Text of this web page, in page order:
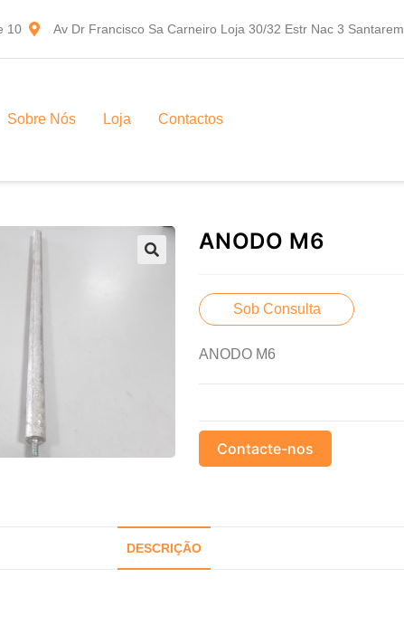
10 Av Dr Francisco Sa Carneiro Loja 30/32 Estr Nac 3 Santarem
Sobre Nós Loja Contactos
ANODO M6
Sob Consulta
ANODO M6
Contacte-nos
DESCRIÇÃO